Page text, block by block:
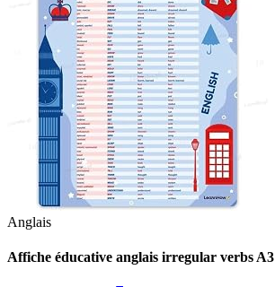
Anglais
Affiche éducative anglais irregular verbs A3